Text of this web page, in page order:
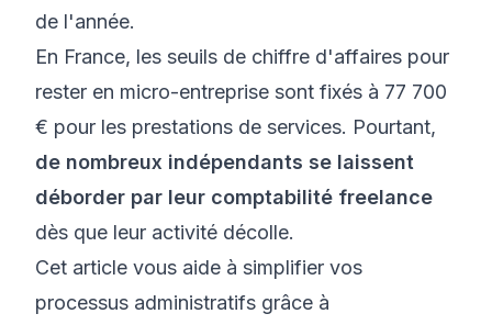
de l'année.
En France, les seuils de chiffre d'affaires pour
rester en micro-entreprise sont fixés à 77 700
€ pour les prestations de services. Pourtant,
de nombreux indépendants se laissent
déborder par leur comptabilité freelance
dès que leur activité décolle.
Cet article vous aide à simplifier vos
processus administratifs grâce à